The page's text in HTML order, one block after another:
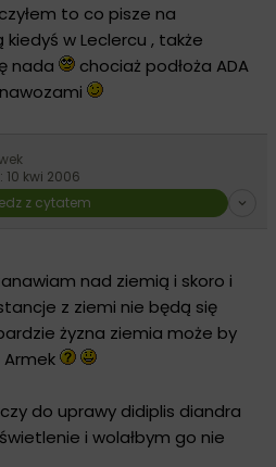
to co pisze na
kiedyś w Leclercu , także
nada
chociaż podłoża ADA
kwi 2006
z cytatem
nad ziemią i skoro i
z ziemi nie będą się
żyzna ziemia może by
do uprawy didiplis diandra
i wolałbym go nie